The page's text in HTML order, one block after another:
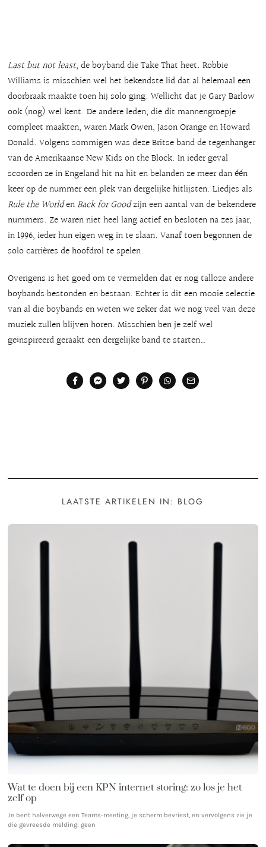
Last but not least, de boyband die Take That heet. Robbie
Williams is misschien wel het bekendste lid dat al helemaal een
doorbraak maakte toen hij solo ging. Wellicht dat je Gary Barlow
ook (nog) wel kent. De andere leden, die dit mannengroepje
compleet maakten, waren Mark Owen, Jason Orange en Howard
Donald. Volgens sommigen was deze Britse band de tegenhanger
van de Amerikaanse New Kids on the Block. In ieder geval
scoorden ze in Engeland hit na hit en belanden ze meer dan één
keer op de nummer een plek van dergelijke hitlijsten. Liedjes als
Rule the Worlden Back for Goodzijn een aantal van de bekendere
nummers. Ze waren niet heel lang actief en besloten na zes jaar,
in 1996, ieder hun eigen weg in te slaan. Vanaf toen begonnen de
solo carrières de hoofdrol te spelen.
Overigens is het goed om te vermelden dat er nog talloze andere
boybands bestonden en bestaan. Echter is dit een mooie selectie
van al die boybands en weten we zeker dat we nog veel van deze
muziek zullen blijven horen. Misschien ben je zelf wel
geïnspireerd geraakt een dergelijke band te starten…
LAATSTE ARTIKELEN IN: BLOG
Wat te doen bij een KPN internet storing: zo los je het
zelf op
Je bent halverwege een Teams-meeting, je scherm bevriest, en vervolgens zie je
die gevreesde melding: geen